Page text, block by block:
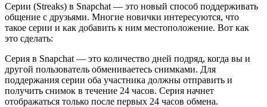
Серии (Streaks) в Snapchat — это новый способ поддерживать
общение с друзьями. Многие новички интересуются, что
такое серии и как добавить к ним местоположение. Вот как
это сделать:
Серия в Snapchat — это количество дней подряд, когда вы и
другой пользователь обмениваетесь снимками. Для
поддержания серии оба участника должны отправить и
получить снимок в течение 24 часов. Серия начнет
отображаться только после первых 24 часов обмена.